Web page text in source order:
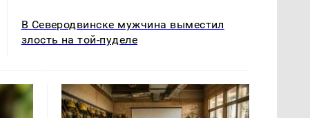
В Северодвинске мужчина выместил
злость на той-пуделе